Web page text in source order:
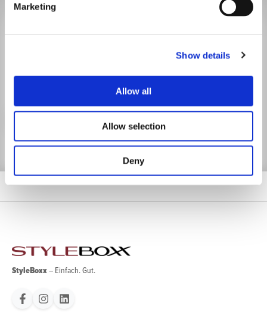
Marketing
Show details
Allow all
Allow selection
Deny
Mit unserem Newsletter sind Sie stets gut informiert.
Jetzt anmelden
StyleBoxx– Einfach. Gut.